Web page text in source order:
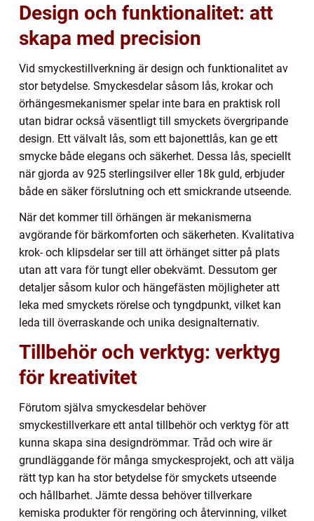
Design och funktionalitet: att
skapa med precision
Vid smyckestillverkning är design och funktionalitet av
stor betydelse. Smyckesdelar såsom lås, krokar och
örhängesmekanismer spelar inte bara en praktisk roll
utan bidrar också väsentligt till smyckets övergripande
design. Ett välvalt lås, som ett bajonettlås, kan ge ett
smycke både elegans och säkerhet. Dessa lås, speciellt
när gjorda av 925 sterlingsilver eller 18k guld, erbjuder
både en säker förslutning och ett smickrande utseende.
När det kommer till örhängen är mekanismerna
avgörande för bärkomforten och säkerheten. Kvalitativa
krok- och klipsdelar ser till att örhänget sitter på plats
utan att vara för tungt eller obekvämt. Dessutom ger
detaljer såsom kulor och hängefästen möjligheter att
leka med smyckets rörelse och tyngdpunkt, vilket kan
leda till överraskande och unika designalternativ.
Tillbehör och verktyg: verktyg
för kreativitet
Förutom själva smyckesdelar behöver
smyckestillverkare ett antal tillbehör och verktyg för att
kunna skapa sina designdrömmar. Tråd och wire är
grundläggande för många smyckesprojekt, och att välja
rätt typ kan ha stor betydelse för smyckets utseende
och hållbarhet. Jämte dessa behöver tillverkare
kemiska produkter för rengöring och återvinning, vilket